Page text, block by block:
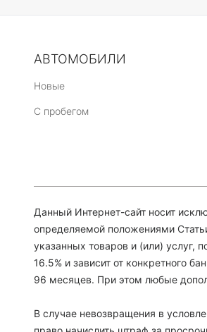
АВТОМОБИЛИ
Новые
C пробегом
Данный Интернет-сайт носит
определяемой положениями
указанных товаров и (или) услуг,
16.5% и зависит от конкретного
96 месяцев. При этом любые
В случае невозвращения в